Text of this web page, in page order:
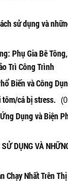
sử dụng và
Phụ Gia Bê
Trì Công Trình
Biến và Công
cá bị stress.
Dụng và Biện
DỤNG VÀ
Chạy Nhất Trên